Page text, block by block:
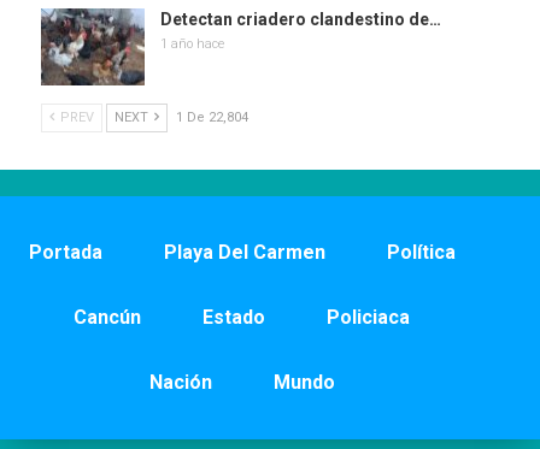
Detectan criadero clandestino de…
1 año hace
PREV NEXT 1 De 22,804
Portada Playa Del Carmen Política
Cancún Estado Policiaca
Nación Mundo